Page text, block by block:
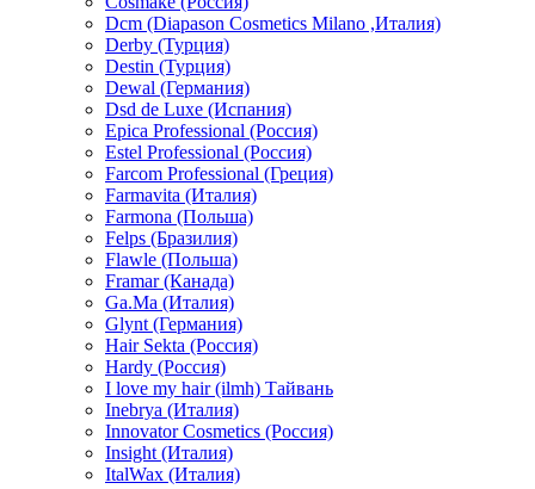
Dcm (Diapason Cosmetics Milano ,Италия)
Derby (Турция)
Destin (Турция)
Dewal (Германия)
Dsd de Luxe (Испания)
Epica Professional (Россия)
Estel Professional (Россия)
Farcom Professional (Греция)
Farmavita (Италия)
Farmona (Польша)
Felps (Бразилия)
Flawle (Польша)
Framar (Канада)
Ga.Ma (Италия)
Glynt (Германия)
Hair Sekta (Россия)
Hardy (Россия)
I love my hair (ilmh) Тайвань
Inebrya (Италия)
Innovator Cosmetics (Россия)
Insight (Италия)
ItalWax (Италия)